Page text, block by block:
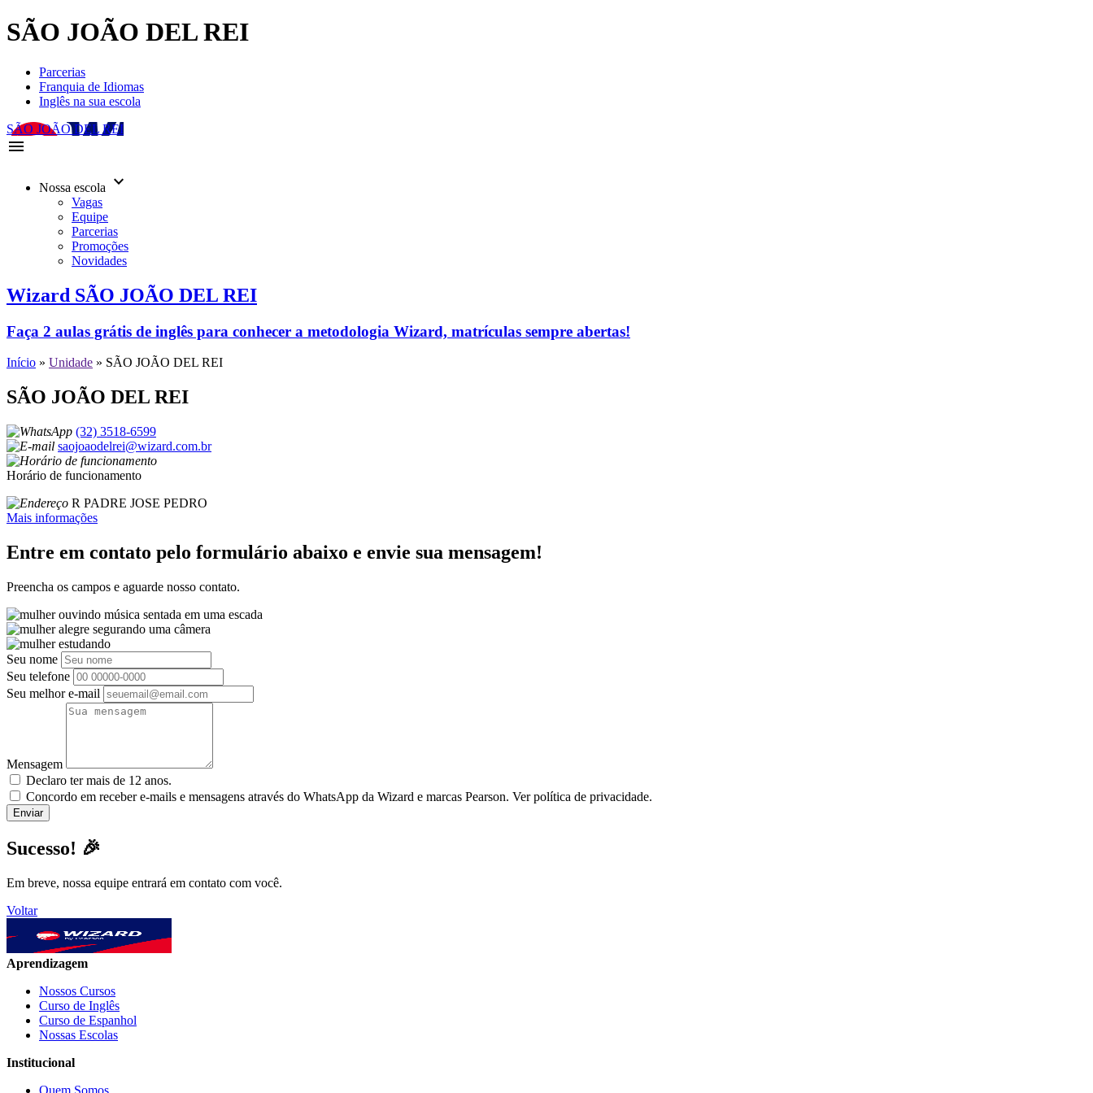
SÃO JOÃO DEL REI
Parcerias
Franquia de Idiomas
Inglês na sua escola
SÃO JOÃO DEL REI
menu
Nossa escola keyboard_arrow_down
Vagas
Equipe
Parcerias
Promoções
Novidades
Wizard SÃO JOÃO DEL REI
Faça 2 aulas grátis de inglês para conhecer a metodologia Wizard, matrículas sempre abertas!
Início » Unidade » SÃO JOÃO DEL REI
SÃO JOÃO DEL REI
(32) 3518-6599
saojoaodelrei@wizard.com.br
Horário de funcionamento
R PADRE JOSE PEDRO
Mais informações
Entre em contato pelo formulário abaixo e envie sua mensagem!
Preencha os campos e aguarde nosso contato.
Seu nome
Seu telefone
Seu melhor e-mail
Mensagem
Declaro ter mais de 12 anos.
Concordo em receber e-mails e mensagens através do WhatsApp da Wizard e marcas Pearson. Ver política de privacidade.
Sucesso! 🎉
Em breve, nossa equipe entrará em contato com você.
Voltar
Aprendizagem
Nossos Cursos
Curso de Inglês
Curso de Espanhol
Nossas Escolas
Institucional
Quem Somos